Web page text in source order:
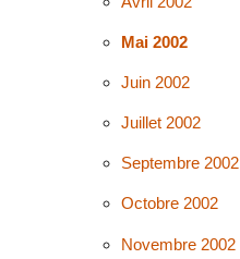
Mai 2002
Juin 2002
Juillet 2002
Septembre 2002
Octobre 2002
Novembre 2002